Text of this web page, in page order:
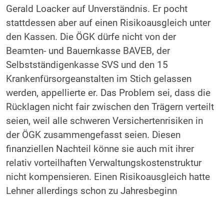
Gerald Loacker auf Unverständnis. Er pocht
stattdessen aber auf einen Risikoausgleich unter
den Kassen. Die ÖGK dürfe nicht von der
Beamten- und Bauernkasse BAVEB, der
Selbstständigenkasse SVS und den 15
Krankenfürsorgeanstalten im Stich gelassen
werden, appellierte er. Das Problem sei, dass die
Rücklagen nicht fair zwischen den Trägern verteilt
seien, weil alle schweren Versichertenrisiken in
der ÖGK zusammengefasst seien. Diesen
finanziellen Nachteil könne sie auch mit ihrer
relativ vorteilhaften Verwaltungskostenstruktur
nicht kompensieren. Einen Risikoausgleich hatte
Lehner allerdings schon zu Jahresbeginn